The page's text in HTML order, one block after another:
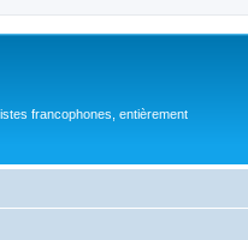
francophones, entièrement